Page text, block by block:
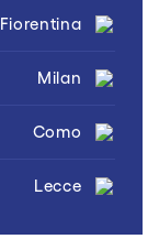
Fiorentina
Milan
Como
Lecce